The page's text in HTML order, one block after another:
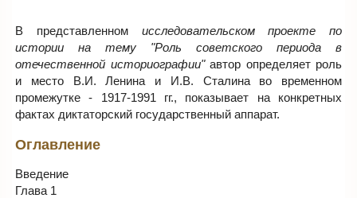
В представленном исследовательском проекте по
истории на тему "Роль советского периода в
отечественной историографии"автор определяет роль
и место В.И. Ленина и И.В. Сталина во временном
промежутке - 1917-1991 гг., показывает на конкретных
фактах диктаторский государственный аппарат.
Оглавление
Введение
Глава 1